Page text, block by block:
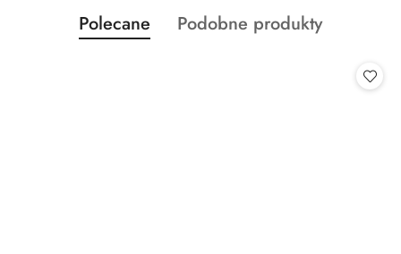
Pomiń karuzelę produktów
Produkty
o
Polecane
Produkty
Podobne produkty